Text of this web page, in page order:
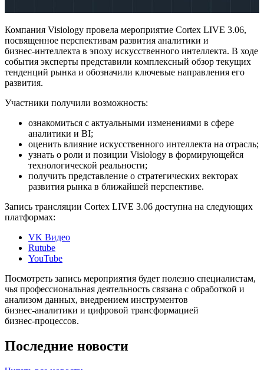
Компания Visiology провела мероприятие Cortex LIVE 3.06,
посвященное перспективам развития аналитики и
бизнес‑интеллекта в эпоху искусственного интеллекта. В ходе
события эксперты представили комплексный обзор текущих
тенденций рынка и обозначили ключевые направления его
развития.
Участники получили возможность:
ознакомиться с актуальными изменениями в сфере
аналитики и BI;
оценить влияние искусственного интеллекта на отрасль;
узнать о роли и позиции Visiology в формирующейся
технологической реальности;
получить представление о стратегических векторах
развития рынка в ближайшей перспективе.
Запись трансляции Cortex LIVE 3.06 доступна на следующих
платформах:
VK Видео
Rutube
YouTube
Посмотреть запись мероприятия будет полезно специалистам,
чья профессиональная деятельность связана с обработкой и
анализом данных, внедрением инструментов
бизнес‑аналитики и цифровой трансформацией
бизнес‑процессов.
Последние новости